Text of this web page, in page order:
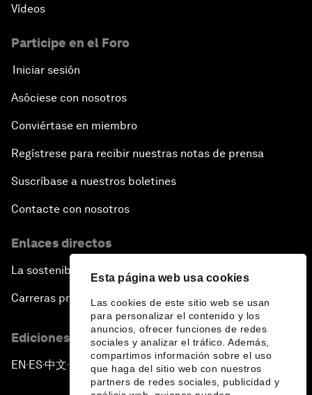
Esta página web usa cookies
Las cookies de este sitio web se usan
para personalizar el contenido y los
anuncios, ofrecer funciones de redes
sociales y analizar el tráfico. Además,
compartimos información sobre el uso
que haga del sitio web con nuestros
partners de redes sociales, publicidad y
Vídeos
Participe en el Foro
Iniciar sesión
Asóciese con nosotros
Conviértase en miembro
Regístrese para recibir nuestras notas de prensa
Suscríbase a nuestros boletines
Contacte con nosotros
Enlaces directos
La sostenibilidad en el Foro
Carreras profesionales
Ediciones en otros idiomas
EN ▪ES▪中文▪ 日本語